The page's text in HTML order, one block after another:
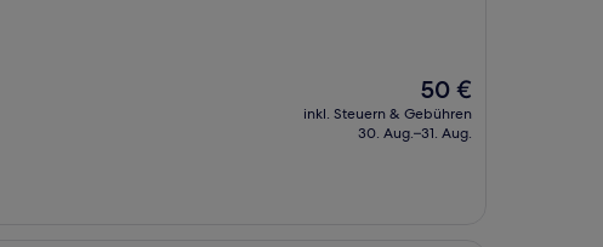
Der
Preis
beträgt
50 €
inkl. Steuern & Gebühren
30. Aug.–31. Aug.